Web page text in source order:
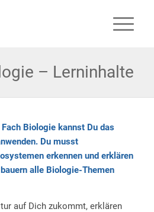
– Lerninhalte
Biologie kannst Du das
Du musst
erkennen und erklären
alle Biologie-Themen
auf Dich zukommt, erklären